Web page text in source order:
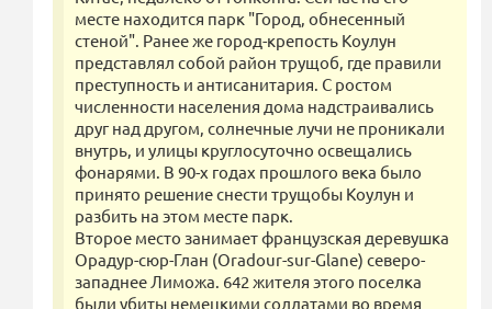
месте находится парк "Город, обнесенный
стеной". Ранее же город-крепость Коулун
представлял собой район трущоб, где правили
преступность и антисанитария. С ростом
численности населения дома надстраивались
друг над другом, солнечные лучи не проникали
внутрь, и улицы круглосуточно освещались
фонарями. В 90-х годах прошлого века было
принято решение снести трущобы Коулун и
разбить на этом месте парк.
Второе место занимает французская деревушка
Орадур-сюр-Глан (Oradour-sur-Glane) северо-
западнее Лиможа. 642 жителя этого поселка
были убиты немецкими солдатами во время